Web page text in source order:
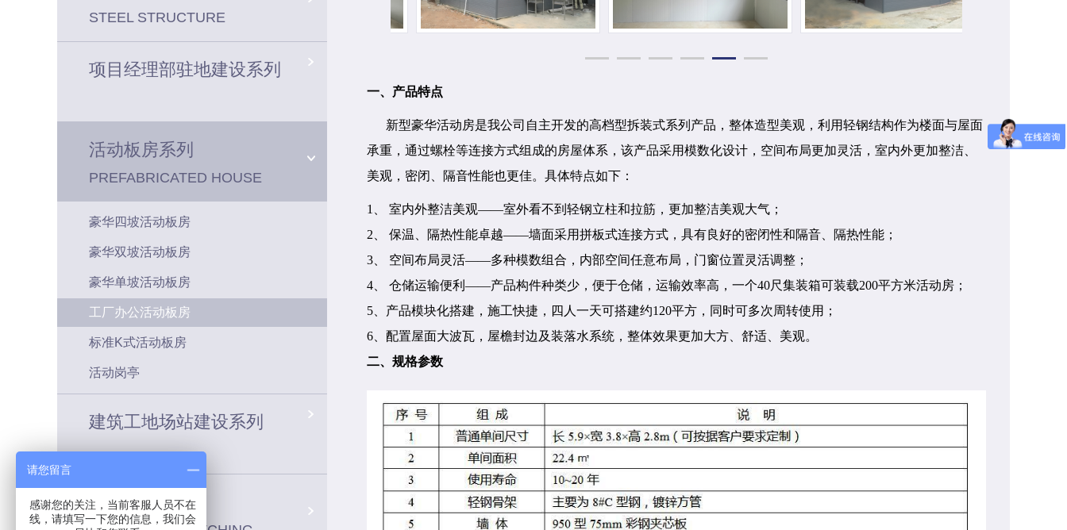
STEEL STRUCTURE
项目经理部驻地建设系列
活动板房系列
PREFABRICATED HOUSE
豪华四坡活动板房
豪华双坡活动板房
豪华单坡活动板房
工厂办公活动板房
标准K式活动板房
活动岗亭
建筑工地场站建设系列
车间配套系统
一、产品特点
新型豪华活动房是我公司自主开发的高档型拆装式系列产品，整体造型美观，利用轻钢结构作为楼面与屋面
承重，通过螺栓等连接方式组成的房屋体系，该产品采用模数化设计，空间布局更加灵活，室内外更加整洁、
美观，密闭、隔音性能也更佳。具体特点如下：
1、 室内外整洁美观——室外看不到轻钢立柱和拉筋，更加整洁美观大气；
2、 保温、隔热性能卓越——墙面采用拼板式连接方式，具有良好的密闭性和隔音、隔热性能；
3、 空间布局灵活——多种模数组合，内部空间任意布局，门窗位置灵活调整；
4、 仓储运输便利——产品构件种类少，便于仓储，运输效率高，一个40尺集装箱可装载200平方米活动房；
5、产品模块化搭建，施工快捷，四人一天可搭建约120平方，同时可多次周转使用；
6、配置屋面大波瓦，屋檐封边及装落水系统，整体效果更加大方、舒适、美观。
二、规格参数
请您留言
感谢您的关注，当前客服人员不在
线，请填写一下您的信息，我们会